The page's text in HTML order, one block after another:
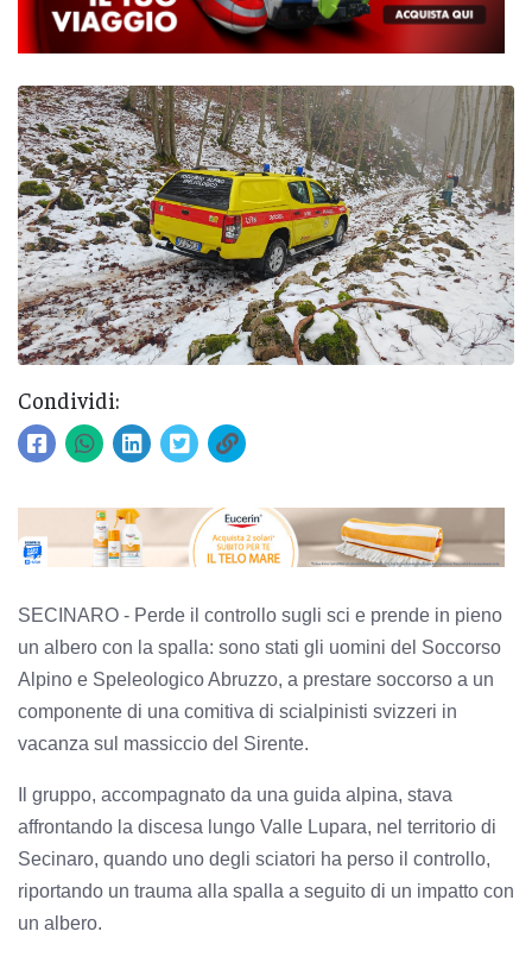
Condividi:
SECINARO - Perde il controllo sugli sci e prende in pieno
un albero con la spalla: sono stati gli uomini del Soccorso
Alpino e Speleologico Abruzzo, a prestare soccorso a un
componente di una comitiva di scialpinisti svizzeri in
vacanza sul massiccio del Sirente.
Il gruppo, accompagnato da una guida alpina, stava
affrontando la discesa lungo Valle Lupara, nel territorio di
Secinaro, quando uno degli sciatori ha perso il controllo,
riportando un trauma alla spalla a seguito di un impatto con
un albero.